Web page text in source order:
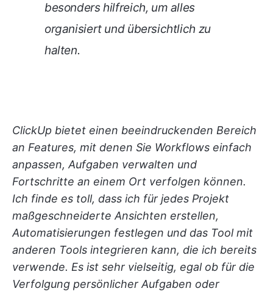
besonders hilfreich, um alles
organisiert und übersichtlich zu
halten.
ClickUp bietet einen beeindruckenden Bereich
an Features, mit denen Sie Workflows einfach
anpassen, Aufgaben verwalten und
Fortschritte an einem Ort verfolgen können.
Ich finde es toll, dass ich für jedes Projekt
maßgeschneiderte Ansichten erstellen,
Automatisierungen festlegen und das Tool mit
anderen Tools integrieren kann, die ich bereits
verwende. Es ist sehr vielseitig, egal ob für die
Verfolgung persönlicher Aufgaben oder